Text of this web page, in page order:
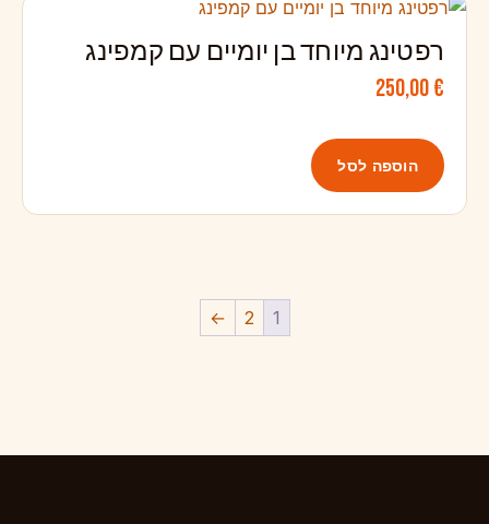
רפטינג מיוחד בן יומיים עם קמפינג
250,00€
הוספה לסל
1
2
←